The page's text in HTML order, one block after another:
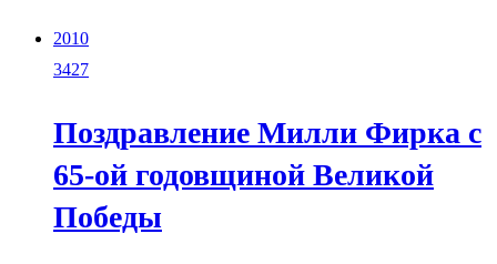
2010
3427
Поздравление Милли Фирка с
65-ой годовщиной Великой
Победы